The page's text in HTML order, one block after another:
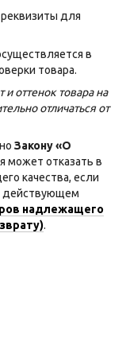
для
в
товара.
оттенок товара на
отличаться от
Закону «О
может отказать в
качества, если
действующем
надлежащего
.